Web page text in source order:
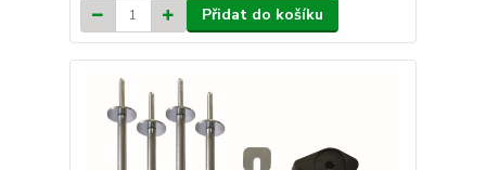
Přidat do košíku